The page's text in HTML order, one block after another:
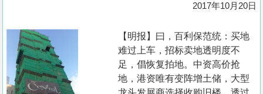
置
业
手
2017年10月20日
【明报】曰，百利保范统：买地
难过上车，招标卖地透明度不
足，倡恢复拍地。中资高价抢
地，港资唯有变阵增土储，大型